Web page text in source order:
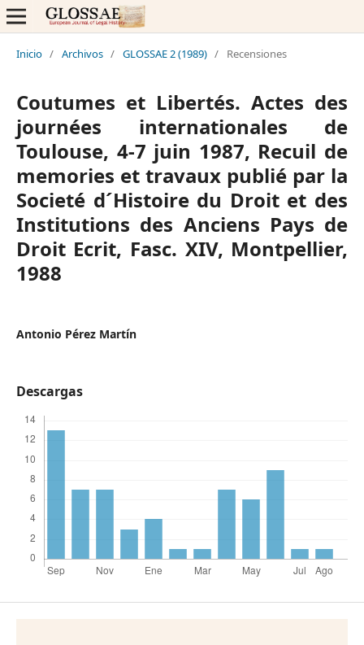
Inicio / Archivos / GLOSSAE 2 (1989) / Recensiones
Coutumes et Libertés. Actes des
journées internationales de
Toulouse, 4-7 juin 1987, Recuil de
memories et travaux publié par la
Societé d´Histoire du Droit et des
Institutions des Anciens Pays de
Droit Ecrit, Fasc. XIV, Montpellier,
1988
Antonio Pérez Martín
Descargas